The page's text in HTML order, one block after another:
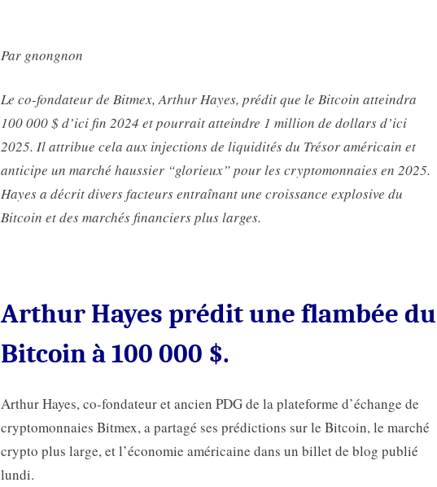
Par gnongnon
Le co-fondateur de Bitmex, Arthur Hayes, prédit que le Bitcoin atteindra
100 000 $ d’ici fin 2024 et pourrait atteindre 1 million de dollars d’ici
2025. Il attribue cela aux injections de liquidités du Trésor américain et
anticipe un marché haussier “glorieux” pour les cryptomonnaies en 2025.
Hayes a décrit divers facteurs entraînant une croissance explosive du
Bitcoin et des marchés financiers plus larges.
Arthur Hayes prédit une flambée du
Bitcoin à 100 000 $.
Arthur Hayes, co-fondateur et ancien PDG de la plateforme d’échange de
cryptomonnaies Bitmex, a partagé ses prédictions sur le Bitcoin, le marché
crypto plus large, et l’économie américaine dans un billet de blog publié
lundi.